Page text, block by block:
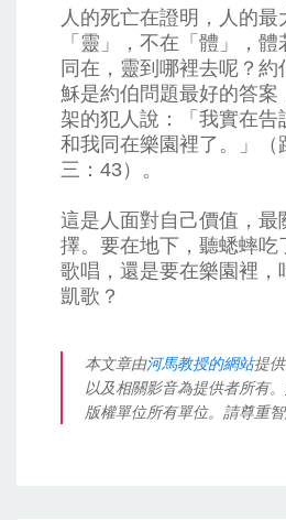
人的死亡在證明，人的最
「靈」，不在「體」，
同在，靈到哪裡去呢？
穌是約伯問題最好的答案
架的犯人說：「我實在告
和我同在樂園裡了。」（
三：43）。
這是人面對自己價值，最
擇。要在地下，聽蟋蟀吃
歌唱，還是要在樂園裡，
凱歌？
本文章由河馬教授的網站提
以及相關影音為提供者所有
版權單位所有單位。請尊重智